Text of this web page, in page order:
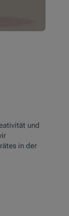
und
in der